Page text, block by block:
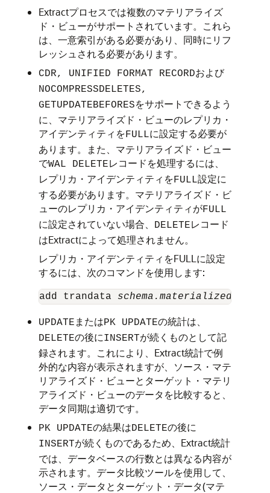
Extractプロセスでは複数のマテリアライズ
ド・ビューがサポートされています。これら
は、一意索引がある必要があり、同時にリフ
レッシュされる必要があります。
CDR, UNIFIED FORMAT RECORDおよび
NOCOMPRESSDELETES,
GETUPDATEBEFORESをサポートできるよう
に、マテリアライズド・ビューのレプリカ・
アイデンティティをFULLに設定する必要が
あります。また、マテリアライズド・ビュー
でWAL DELETEレコードを処理するには、
レプリカ・アイデンティティをFULL設定に
する必要があります。マテリアライズド・ビ
ューのレプリカ・アイデンティティがFULL
に設定されていない場合、 DELETEレコード
はExtractによって処理されません。
レプリカ・アイデンティティをFULLに設定
するには、次のコマンドを使用します:
add trandata schema.materialized_view
UPDATE またはPK UPDATEの統計は、
DELETEの後にINSERTが続くものとして記
録されます。これにより、Extract統計で例
外的な内容が表示されますが、ソース・マテ
リアライズド・ビューとターゲット・マテリ
アライズド・ビューのデータを比較すると、
データ同期は適切です。
PK UPDATEの結果はDELETEの後に
INSERTが続くものであるため、Extract統計
では、データベースの行数とは異なる内容が
示されます。データ比較ツールを使用して、
ソース・データとターゲット・データ(マテ